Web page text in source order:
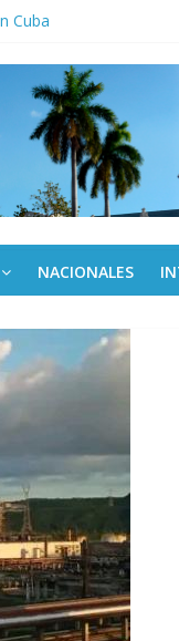
Cuba
por el
NACIONALES